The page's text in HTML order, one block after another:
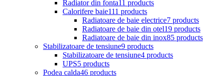
Radiator din fonta11 products
Calorifere baie111 products
Radiatoare de baie electrice7 products
Radiatoare de baie din otel19 products
Radiatoare de baie din inox85 products
Stabilizatoare de tensiune9 products
Stabilizatoare de tensiune4 products
UPS5 products
Podea calda46 products